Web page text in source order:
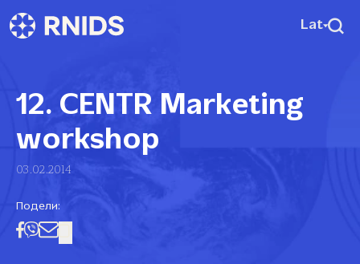
Lat
12. CENTR Marketing
workshop
03.02.2014
Подели: